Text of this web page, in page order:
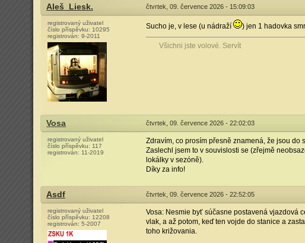
Aleš_Liesk. čtvrtek, 09. července 2026 - 15:09:03
registrovaný uživatel
číslo příspěvku: 10295
registrován: 9-2011
Sucho je, v lese (u nádraží ) jen 1 hadovka
Všichni jste volové. Servít
Vosa čtvrtek, 09. července 2026 - 22:02:03
registrovaný uživatel
číslo příspěvku: 117
registrován: 11-2019
Zdravím, co prosím přesně znamená, že jsou do
Zaslechl jsem to v souvislosti se (zřejmě
lokálky v sezóně).
Díky za info!
Asdf čtvrtek, 09. července 2026 - 22:52:05
registrovaný uživatel
číslo příspěvku: 12208
registrován: 5-2007
Vosa: Nesmie byť súčasne postavená vjazdová
vlak, a až potom, keď ten vojde do stanice a
toho križovania.